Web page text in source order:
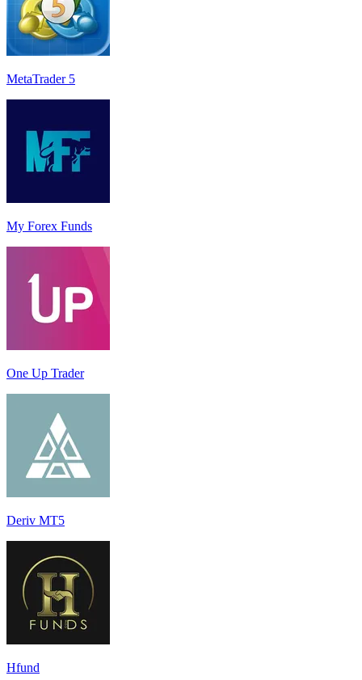
MetaTrader 5
My Forex Funds
One Up Trader
Deriv MT5
Hfund